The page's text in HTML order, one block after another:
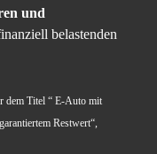
und
belastenden
dem Titel “ E-Auto mit
Restwert“,